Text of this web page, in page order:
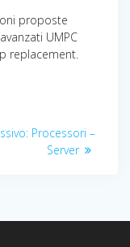
proposte
UMPC
replacement.
Articolo
successivo:
Processori –
Server